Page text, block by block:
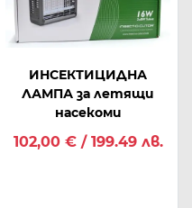
ИНСЕКТИЦИДНА
ЛАМПА за летящи
насекоми
102,00 € / 199.49 лв.